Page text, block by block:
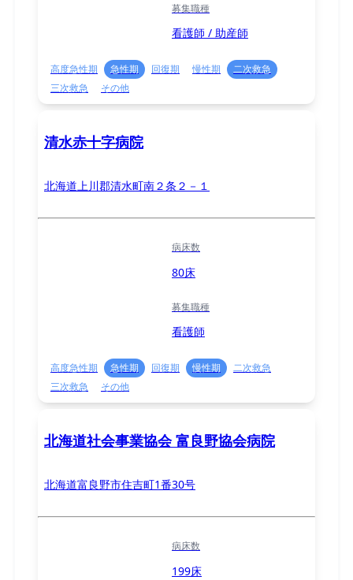
募集職種
看護師 / 助産師
高度急性期 急性期 回復期 慢性期
二次救急
三次救急
その他
清水赤十字病院
北海道上川郡清水町南２条２－１
病床数
80床
募集職種
看護師
高度急性期 急性期 回復期 慢性期
二次救急
三次救急
その他
北海道社会事業協会 富良野協会病院
北海道富良野市住吉町1番30号
病床数
199床